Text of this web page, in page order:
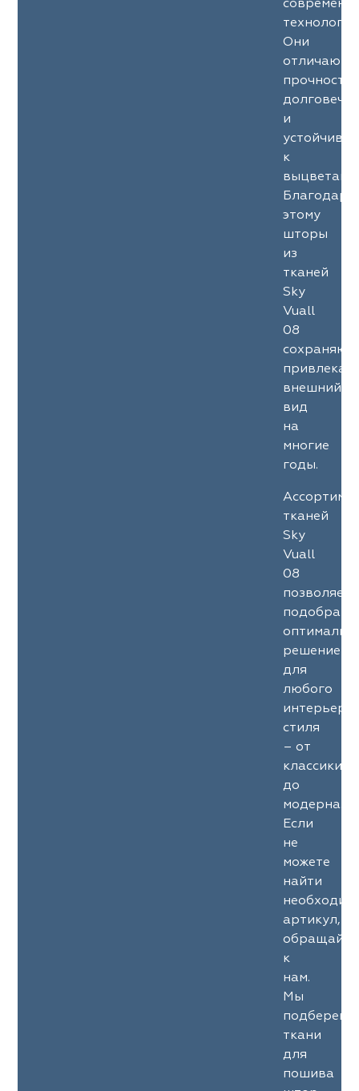
Они
и
к
Благодаря
этому
шторы
из
тканей
Sky
Vuall
08
сохраняют
внешний
вид
на
многие
годы.
тканей
Sky
Vuall
08
позволяет
подобрать
решение
для
любого
стиля
– от
классики
до
модерна.
Если
не
можете
найти
артикул,
к
нам.
Мы
подберем
ткани
для
пошива